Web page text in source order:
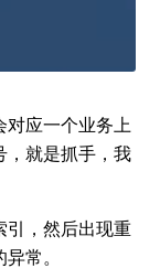
对应一个业务上
，就是抓手，我
引，然后出现重
常。